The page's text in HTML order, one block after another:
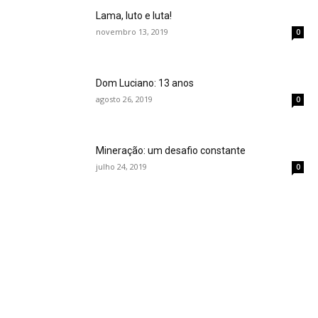
Lama, luto e luta!
novembro 13, 2019 0
Dom Luciano: 13 anos
agosto 26, 2019 0
Mineração: um desafio constante
julho 24, 2019 0